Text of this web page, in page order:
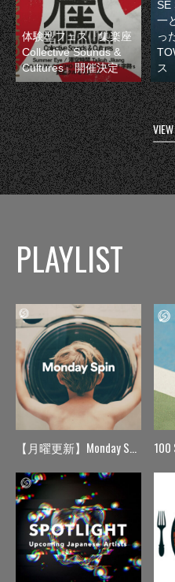
体験型フェス『集楽座
Collective Sounds &
Cultures』開催決定
SE
一
っ
ス
PLAYLIST
【月曜更新】Monday Spin 100